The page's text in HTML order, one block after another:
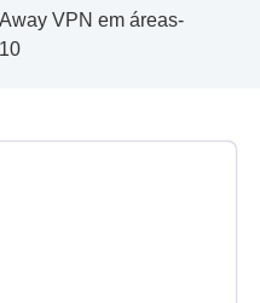
VPN em áreas-